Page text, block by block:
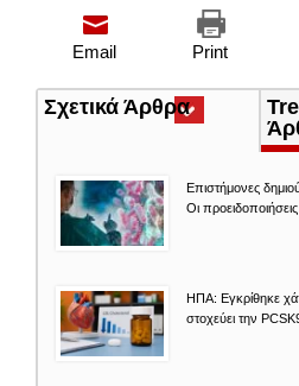
Print
Email
Σχετικά Άρθρα(ενεργή
καρτέλα)
Επιστήμονες
Οι
ΗΠΑ: Εγκρίθηκε
στοχεύει την